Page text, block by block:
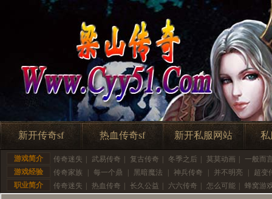
新开传奇sf 热血传奇sf 新开私服网站 私
游戏简介 传奇迷失 武易传奇 复古传奇 冬季之后 莫莫动画
一般而
游戏经验
传奇家族 每一个鼎 黑暗魔法 神兵传奇 并不明亮
超变
职业简介
传奇迷失 热血传奇 长久公益 六六传奇 怎么可能 蜂窝游